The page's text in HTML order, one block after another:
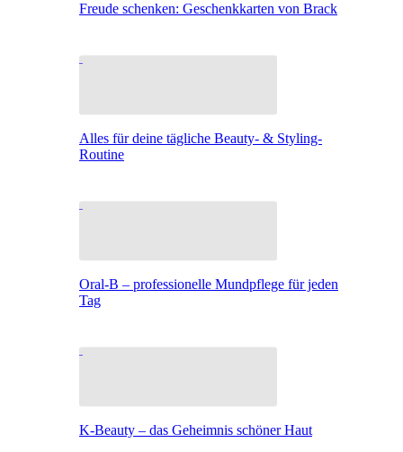
Freude schenken: Geschenkkarten von Brack
Alles für deine tägliche Beauty- & Styling-
Routine
Oral-B – professionelle Mundpflege für jeden
Tag
K-Beauty – das Geheimnis schöner Haut